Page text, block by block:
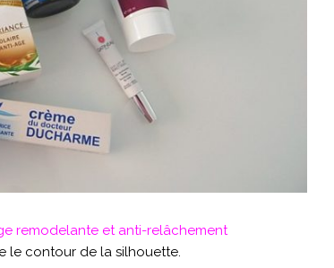
remodelante et anti-relâchement
le contour de la silhouette.